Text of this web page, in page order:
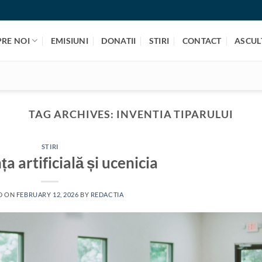
NOI EMISIUNI DONATII STIRI CONTACT
TAG ARCHIVES: INVENTIA TIPARULUI
STIRI
artificială și ucenicia
ON FEBRUARY 12, 2026 BY REDACTIA